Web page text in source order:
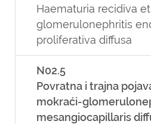
Haematuria recidiva
glomerulonephritis
proliferativa diffusa
N02.5
Povratna i trajna
mokraći-
mesangiocapillaris